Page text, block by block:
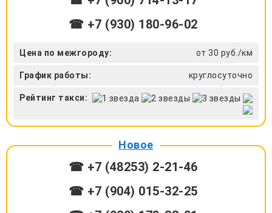
☎ +7 (930) 180-96-02
Цена по межгороду: от 30 руб./км
График работы: круглосуточно
Рейтинг такси:
Новое
☎ +7 (48253) 2-21-46
☎ +7 (904) 015-32-25